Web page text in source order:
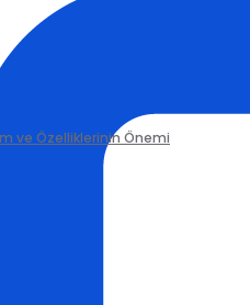
ve Özelliklerinin Önemi